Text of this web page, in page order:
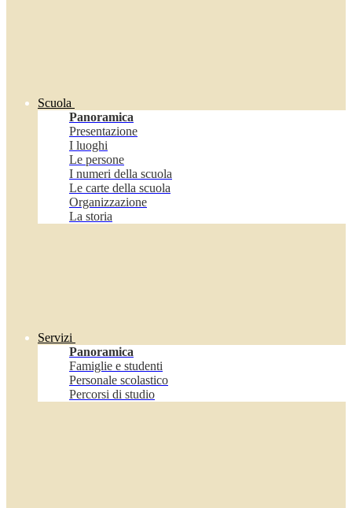
Scuola
Panoramica
Presentazione
I luoghi
Le persone
I numeri della scuola
Le carte della scuola
Organizzazione
La storia
Servizi
Panoramica
Famiglie e studenti
Personale scolastico
Percorsi di studio